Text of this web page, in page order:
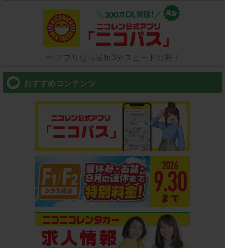
⇒ アプリなら最短3分スピード出発！
おすすめコンテンツ